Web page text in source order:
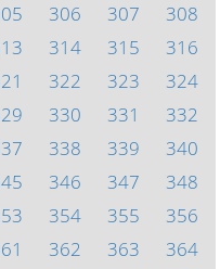
306 307
308
314 315
316
322 323
324
330 331
332
338 339
340
346 347
348
354 355
356
362 363 364